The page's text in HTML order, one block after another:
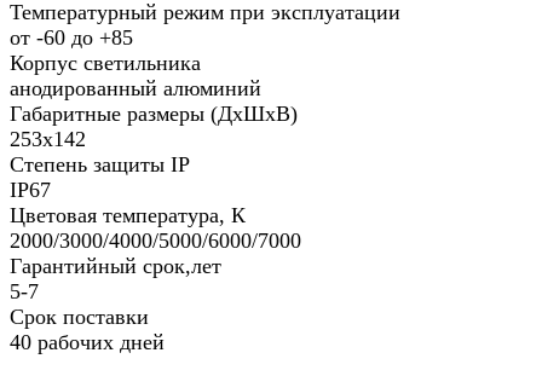
Температурный режим при эксплуатации
от -60 до +85
Корпус светильника
анодированный алюминий
Габаритные размеры (ДхШхВ)
253x142
Степень защиты IP
IP67
Цветовая температура, К
2000/3000/4000/5000/6000/7000
Гарантийный срок,лет
5-7
Срок поставки
40 рабочих дней